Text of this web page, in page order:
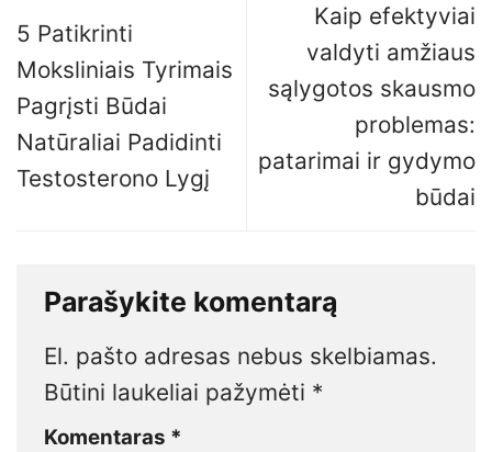
5 Patikrinti
Moksliniais Tyrimais
Pagrįsti Būdai
Natūraliai Padidinti
Testosterono Lygį
Kaip efektyviai
valdyti amžiaus
sąlygotos skausmo
problemas:
patarimai ir gydymo
būdai
Parašykite komentarą
El. pašto adresas nebus skelbiamas.
Būtini laukeliai pažymėti *
Komentaras *